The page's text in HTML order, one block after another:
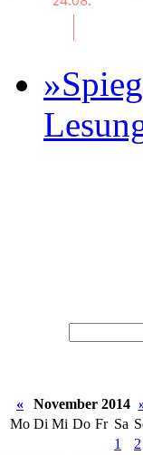
« November 2014
Mo Di Mi Do Fr Sa
1
2